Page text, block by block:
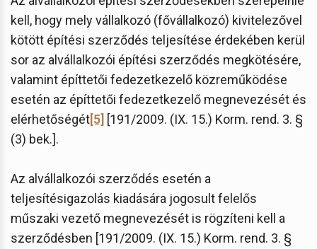
kell, hogy mely vállalkozó (fővállalkozó) kivitelezővel
kötött építési szerződés teljesítése érdekében kerül
sor az alvállalkozói építési szerződés megkötésére,
valamint építtetői fedezetkezelő közreműködése
esetén az építtetői fedezetkezelő megnevezését és
elérhetőségét[5] [191/2009. (IX. 15.) Korm. rend. 3. §
(3) bek.].
Az alvállalkozói szerződés esetén a
teljesítésigazolás kiadására jogosult felelős
műszaki vezető megnevezését is rögzíteni kell a
szerződésben [191/2009. (IX. 15.) Korm. rend. 3. §